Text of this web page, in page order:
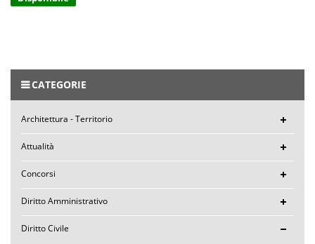
CATEGORIE
Architettura - Territorio
Attualità
Concorsi
Diritto Amministrativo
Diritto Civile